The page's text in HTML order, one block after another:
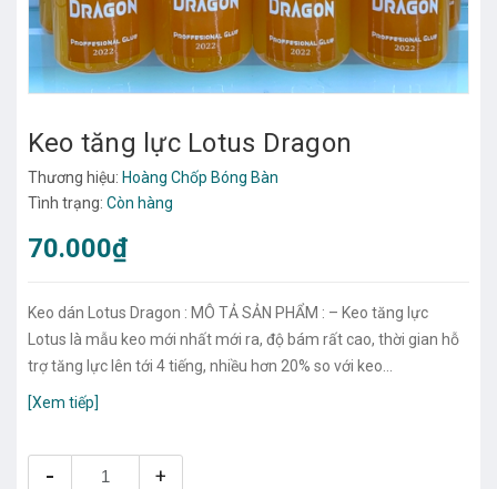
Keo tăng lực Lotus Dragon
Thương hiệu: Hoàng Chốp Bóng Bàn
Tình trạng: Còn hàng
70.000₫
Keo dán Lotus Dragon : MÔ TẢ SẢN PHẨM : – Keo tăng lực
Lotus là mẫu keo mới nhất mới ra, độ bám rất cao, thời gian hỗ
trợ tăng lực lên tới 4 tiếng, nhiều hơn 20% so với keo...
[Xem tiếp]
- +